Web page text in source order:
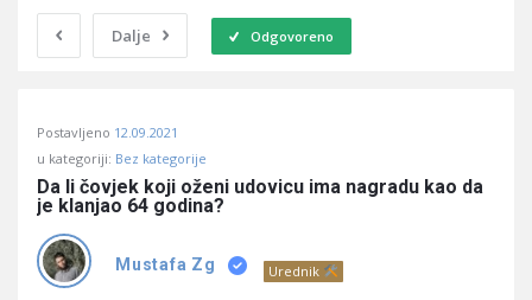
Dalje Odgovoreno
Učene
Latest
Pitanja
Postavljeno 12.09.2021
u kategoriji: Bez kategorije
Da li čovjek koji oženi udovicu ima nagradu kao da
je klanjao 64 godina?
Mustafa Zg Urednik